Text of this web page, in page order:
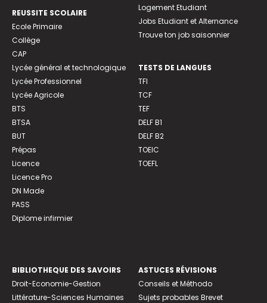
REUSSITE SCOLAIRE
Ecole Primaire
Collège
CAP
Lycée général et technologique
Lycée Professionnel
Lycée Agricole
BTS
BTSA
BUT
Prépas
Licence
Licence Pro
DN Made
PASS
Diplome infirmier
Logement Etudiant
Jobs Etudiant et Alternance
Trouve ton job saisonnier
TESTS DE LANGUES
TFI
TCF
TEF
DELF B1
DELF B2
TOEIC
TOEFL
BIBLIOTHEQUE DES SAVOIRS
Droit-Economie-Gestion
Littérature-Sciences Humaines
ASTUCES RÉVISIONS
Conseils et Méthodo
Sujets probables Brevet